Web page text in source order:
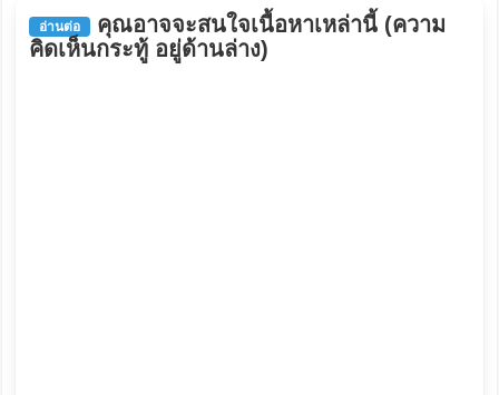
อ่านต่อ
คุณอาจจะสนใจเนื้อหาเหล่านี้ (ความ
คิดเห็นกระทู้ อยู่ด้านล่าง)